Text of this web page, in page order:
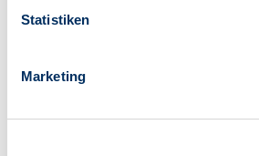
Statistiken
Marketing
haben noch viel vor.
15.06.2023